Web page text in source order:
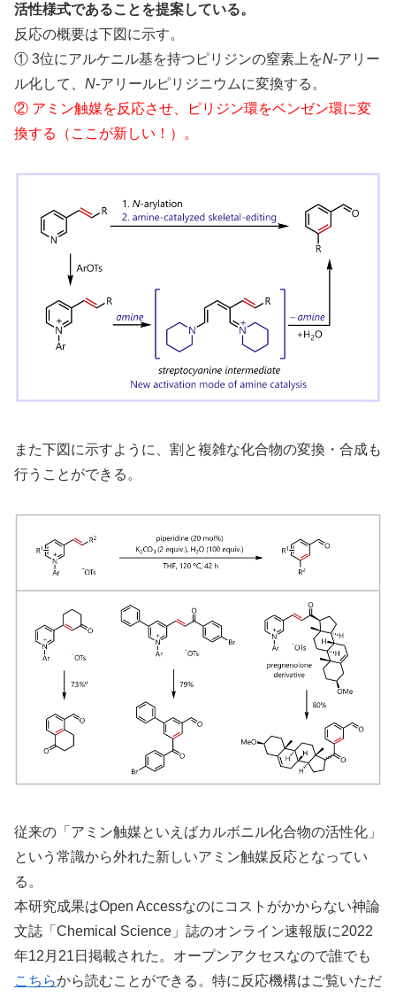
活性様式であることを提案している。
反応の概要は下図に示す。
① 3位にアルケニル基を持つピリジンの窒素上をN-アリー
ル化して、 N-アリールピリジニウムに変換する。
② アミン触媒を反応させ、ピリジン環をベンゼン環に変
換する（ここが新しい！）。
また下図に示すように、割と複雑な化合物の変換・合成も
行うことができる。
従来の「アミン触媒といえばカルボニル化合物の活性化」
という常識から外れた新しいアミン触媒反応となってい
る。
本研究成果はOpen Accessなのにコストがかからない神論
文誌「Chemical Science」誌のオンライン速報版に2022
年12月21日掲載された。オープンアクセスなので誰でも
こちらから読むことができる。特に反応機構はご覧いただ